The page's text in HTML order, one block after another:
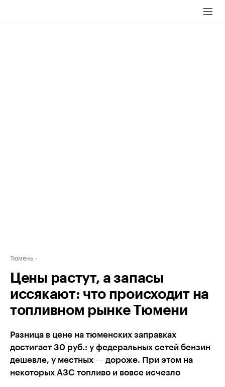
Тюмень
Цены растут, а запасы
иссякают: что происходит на
топливном рынке Тюмени
Разница в цене на тюменских заправках
достигает 30 руб.: у федеральных сетей бензин
дешевле, у местных — дороже. При этом на
некоторых АЗС топливо и вовсе исчезло